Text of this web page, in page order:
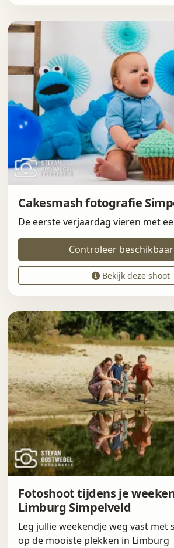
Cakesmash fotografie
De eerste verjaardag vieren met
Controleer
Bekijk deze shoot
Fotoshoot tijdens je
Limburg Simpelveld
Leg jullie weekendje weg vast met
op de mooiste plekken in Limburg